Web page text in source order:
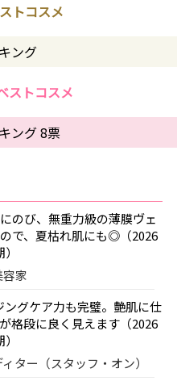
トコスメ
ング
ストコスメ
ング 8票
のび、無重力級の薄膜ヴェ
で、夏枯れ肌にも◎（2026
家
ングケア力も完璧。艶肌に仕
格段に良く見えます（2026
ター（スタッフ・オン）